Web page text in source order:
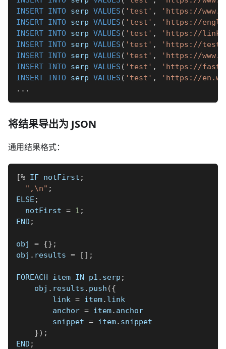
INSERT INTO serp VALUES ( 'test' ,
'https://
INSERT INTO serp VALUES ( 'test' ,
'https://
INSERT INTO serp VALUES ( 'test' ,
'https://
INSERT INTO serp VALUES ( 'test' ,
'https://
INSERT INTO serp VALUES ( 'test' ,
'https://
INSERT INTO serp VALUES ( 'test' ,
'https://
INSERT INTO serp VALUES ( 'test' ,
'https://
. . .
将结果导出为 JSON
通用结果格式：
[% IF notFirst ;
",\n" ;
ELSE ;
  notFirst
= 1 ;
END ;
obj = {} ;
obj . results = [ ] ;
FOREACH item IN p1 . serp ;
    obj
. results . push ({
        link
= item. link
        anchor
= item. anchor
        snippet
= item. snippet
}) ;
END ;